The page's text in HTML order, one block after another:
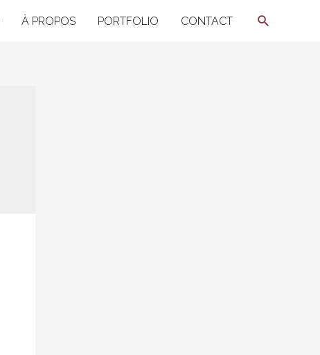
À PROPOS PORTFOLIO CONTACT